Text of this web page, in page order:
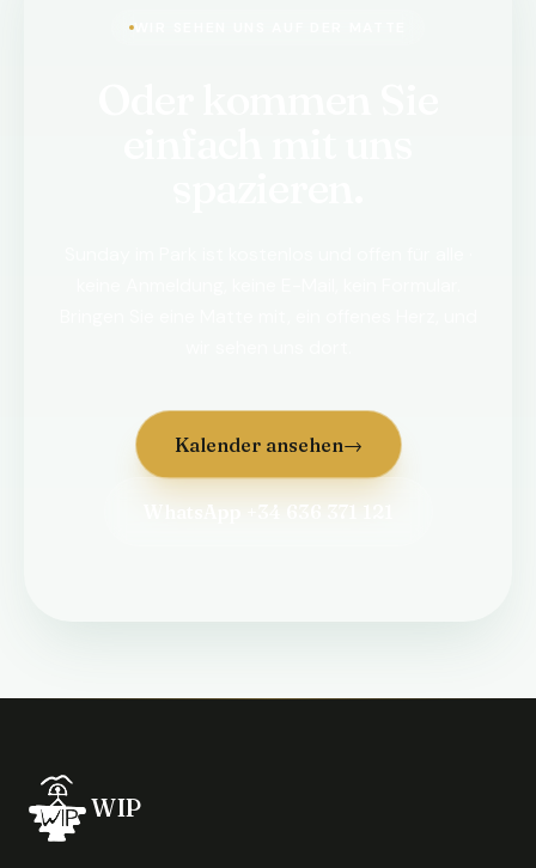
WIR SEHEN UNS AUF DER MATTE
Kalender ansehen→
WIP